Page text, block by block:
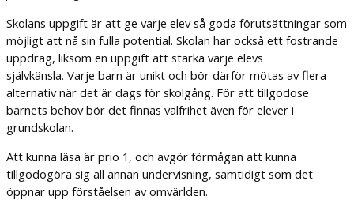
Skolans uppgift är att ge varje elev så goda förutsättningar som
möjligt att nå sin fulla potential. Skolan har också ett fostrande
uppdrag, liksom en uppgift att stärka varje elevs
självkänsla. Varje barn är unikt och bör därför mötas av flera
alternativ när det är dags för skolgång. För att tillgodose
barnets behov bör det finnas valfrihet även för elever i
grundskolan.
Att kunna läsa är prio 1, och avgör förmågan att kunna
tillgodogöra sig all annan undervisning, samtidigt som det
öppnar upp förståelsen av omvärlden.